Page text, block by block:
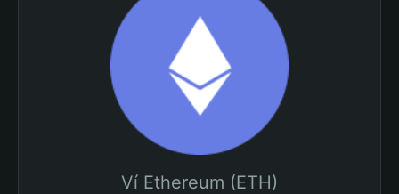
Ví Ethereum (ETH)